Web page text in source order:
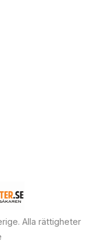
Alla rättigheter